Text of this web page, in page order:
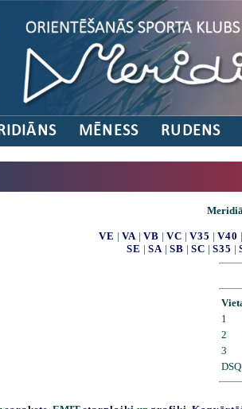
MĒNESS RUDENS
VE | VA | VB | VC | V35 | V40 |
SE | SA | SB | SC | S35 |
1
2
3
DSQ